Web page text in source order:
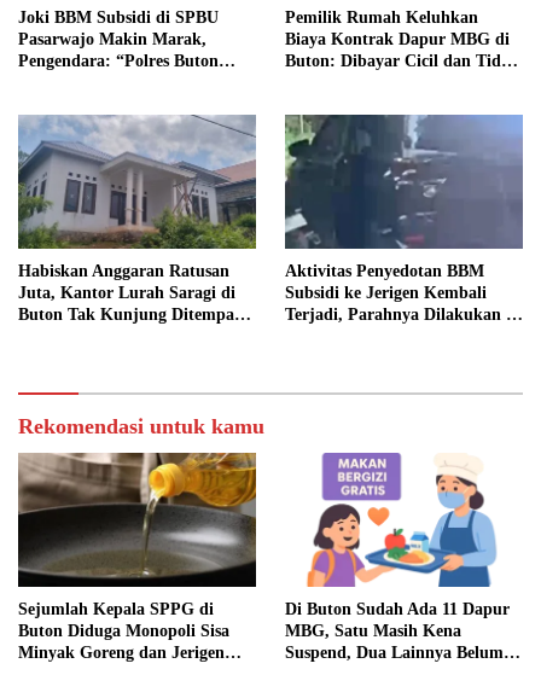
Joki BBM Subsidi di SPBU
Pasarwajo Makin Marak,
Pengendara: “Polres Buton
Pemilik Rumah Keluhkan
Biaya Kontrak Dapur MBG di
Buton: Dibayar Cicil dan Tidak
Habiskan Anggaran Ratusan
Juta, Kantor Lurah Saragi di
Buton Tak Kunjung Ditempati,
Aktivitas Penyedotan BBM
Subsidi ke Jerigen Kembali
Terjadi, Parahnya Dilakukan di
Rekomendasi untuk kamu
Sejumlah Kepala SPPG di
Buton Diduga Monopoli Sisa
Minyak Goreng dan Jerigen
Di Buton Sudah Ada 11 Dapur
MBG, Satu Masih Kena
Suspend, Dua Lainnya Belum